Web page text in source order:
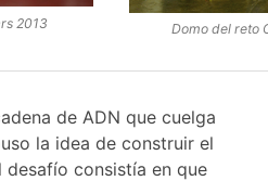
2013 Domo del reto
de ADN que cuelga
la idea de construir el
desafío consistía en que